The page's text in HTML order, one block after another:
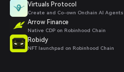
Virtuals Protocol
Create and Co-own Onchain AI Agents .
Arrow Finance
Native CDP on Robinhood Chain
Robidy
NFT launchpad on Robinhood Chain